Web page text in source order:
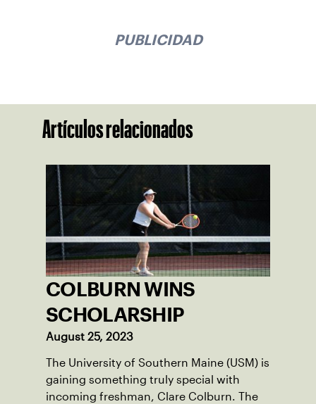
PUBLICIDAD
Artículos relacionados
COLBURN WINS
SCHOLARSHIP
August 25, 2023
The University of Southern Maine (USM) is
gaining something truly special with
incoming freshman, Clare Colburn. The